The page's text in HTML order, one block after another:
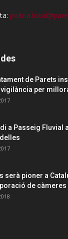
de Parets
per
a Passeig Fluvial
serà pioner a
de càmeres